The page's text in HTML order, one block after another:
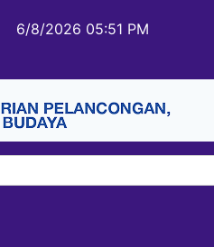
6/8/2026 05:51 PM